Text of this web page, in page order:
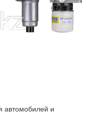
автомобилей и